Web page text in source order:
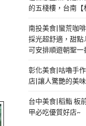
的五棧樓，台南【
南投美食|蠻荒咖
採光超舒適，甜點
可安排順遊朝聖一
彰化美食|咕嚕手
店|讓人驚艷的美
台中美食|稻鮨 板
甲必吃優質好店~